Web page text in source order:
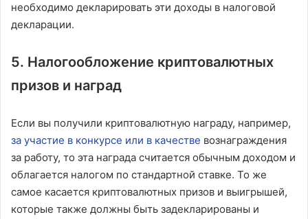
необходимо декларировать эти доходы в налоговой
декларации.
5. Налогообложение криптовалютных
призов и наград
Если вы получили криптовалютную награду, например,
за участие в конкурсе или в качестве вознаграждения
за работу, то эта награда считается обычным доходом и
облагается налогом по стандартной ставке. То же
самое касается криптовалютных призов и выигрышей,
которые также должны быть задекларированы и